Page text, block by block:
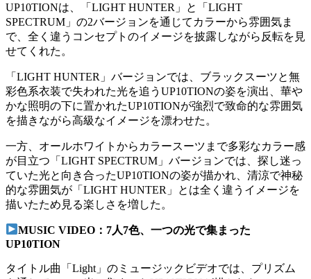
UP10TIONは、「LIGHT HUNTER」と「LIGHT
SPECTRUM」の2バージョンを通じてカラーから雰囲気ま
で、全く違うコンセプトのイメージを披露しながら反転を見
せてくれた。
「LIGHT HUNTER」バージョンでは、ブラックスーツと無
彩色系衣装で失われた光を追うUP10TIONの姿を演出、華や
かな照明の下に置かれたUP10TIONが強烈で致命的な雰囲気
を描きながら高級なイメージを漂わせた。
一方、オールホワイトからカラースーツまで多彩なカラー感
が目立つ「LIGHT SPECTRUM」バージョンでは、探し迷っ
ていた光と向き合ったUP10TIONの姿が描かれ、清涼で神秘
的な雰囲気が「LIGHT HUNTER」とは全く違うイメージを
描いたため見る楽しさを増した。
MUSIC VIDEO：7人7色、一つの光で集まった
UP10TION
タイトル曲「Light」のミュージックビデオでは、プリズム